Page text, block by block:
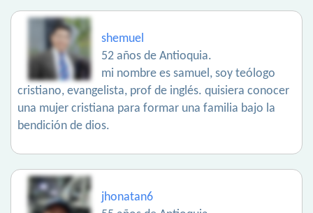
shemuel
52 años de Antioquia.
mi nombre es samuel, soy teólogo
cristiano, evangelista, prof de inglés. quisiera conocer
una mujer cristiana para formar una familia bajo la
bendición de dios.
jhonatan6